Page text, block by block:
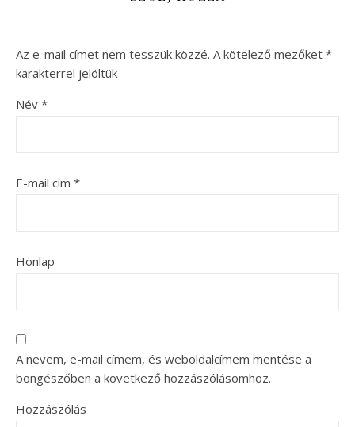
Az e-mail címet nem tesszük közzé. A kötelező mezőket *
karakterrel jelöltük
Név *
E-mail cím *
Honlap
A nevem, e-mail címem, és weboldalcímem mentése a
böngészőben a következő hozzászólásomhoz.
Hozzászólás